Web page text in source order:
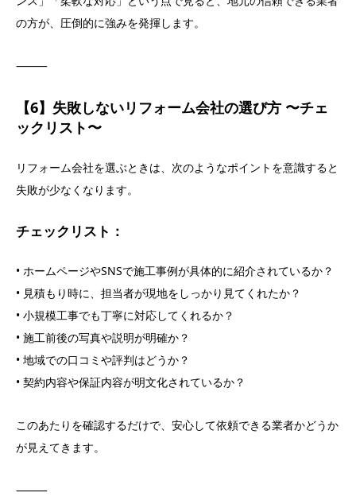
の方が、圧倒的に強みを発揮します。
⸻
【6】失敗しないリフォーム会社の選び方 〜チェ
ックリスト〜
リフォーム会社を選ぶときは、次のようなポイントを意識すると
失敗が少なくなります。
チェックリスト：
• ホームページやSNSで施工事例が具体的に紹介されているか？
• 見積もり時に、担当者が現地をしっかり見てくれたか？
• 小規模工事でも丁寧に対応してくれるか？
• 施工前後の写真や説明が明確か？
• 地域での口コミや評判はどうか？
• 契約内容や保証内容が明文化されているか？
このあたりを確認するだけで、安心して依頼できる業者かどうか
が見えてきます。
⸻